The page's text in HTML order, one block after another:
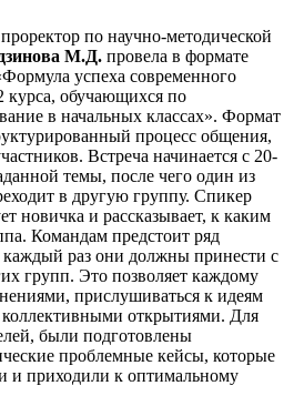
по научно-методической
М.Д. провела в формате
успеха современного
курса, обучающихся по
в начальных классах». Формат
процесс общения,
Встреча начинается с 20-
темы, после чего один из
в другую группу. Спикер
новичка и рассказывает, к каким
Командам предстоит ряд
раз они должны принести с
групп. Это позволяет каждому
прислушиваться к идеям
коллективными открытиями. Для
были подготовлены
проблемные кейсы, которые
и приходили к оптимальному